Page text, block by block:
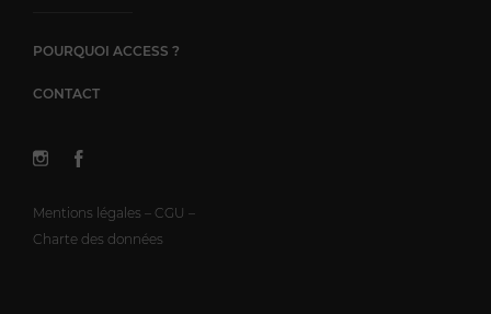
POURQUOI ACCESS ?
CONTACT
Mentions légales – CGU –
Charte des données